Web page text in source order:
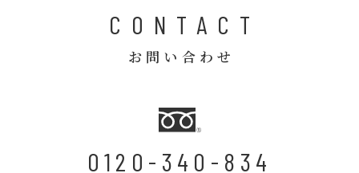
CONTACT
お問い合わせ
0120-340-834